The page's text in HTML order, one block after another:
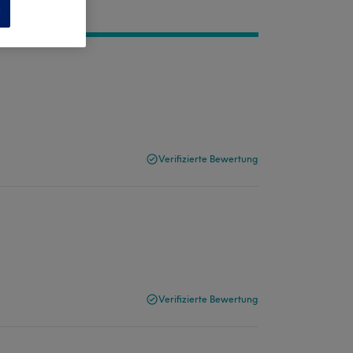
Verifizierte Bewertung
Verifizierte Bewertung